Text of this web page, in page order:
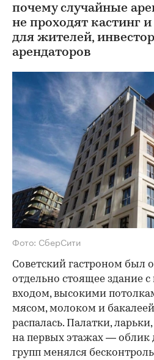
почему случайные
не проходят кастинг
для жителей,
арендаторов
Фото: СберСити
Советский гастроном был
отдельно стоящее здание
входом, высокими
мясом, молоком и
распалась. Палатки,
на первых этажах — облик
групп менялся